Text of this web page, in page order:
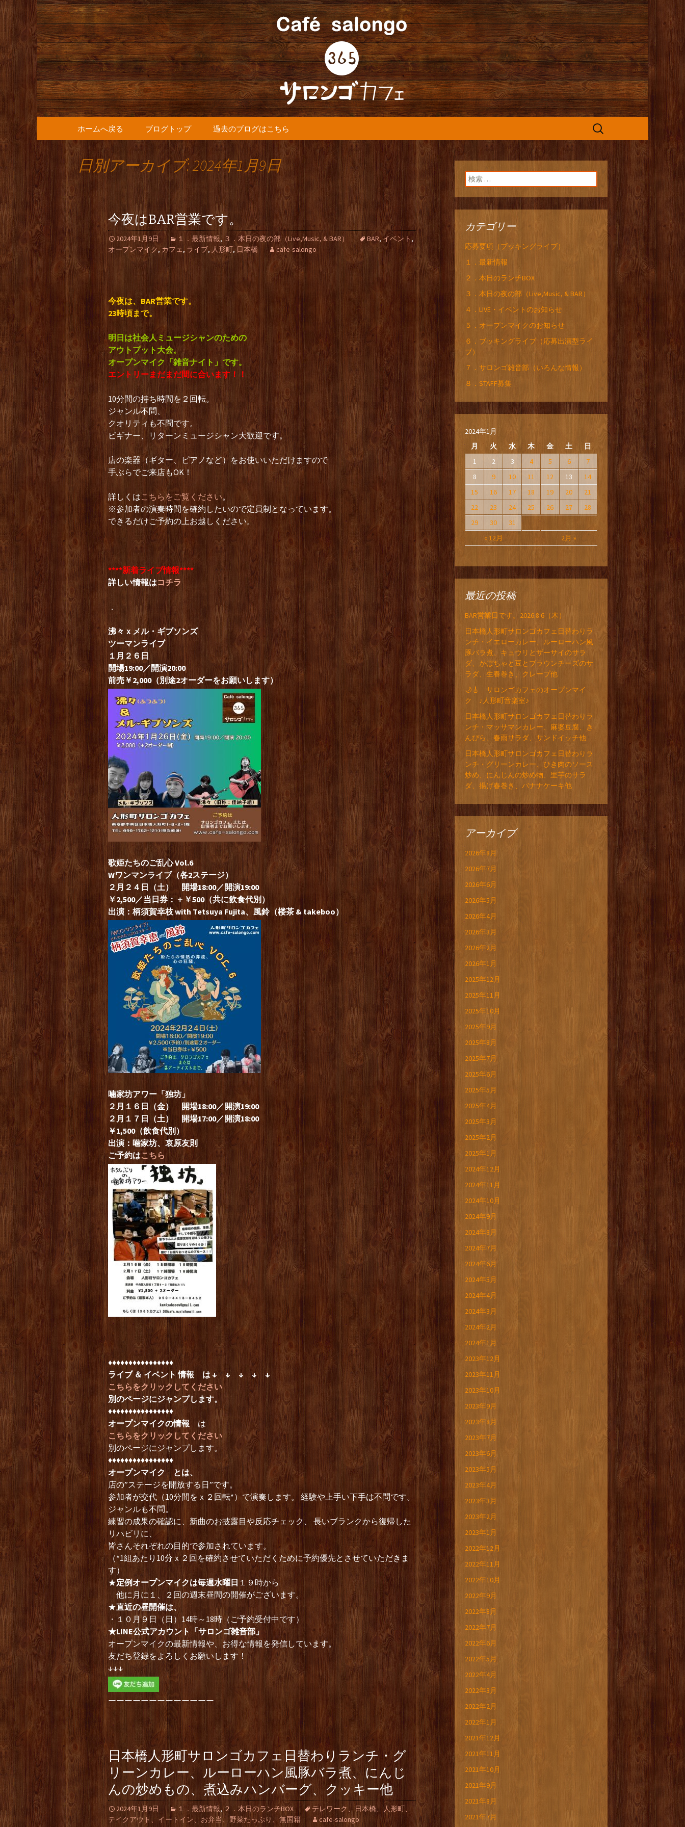
人形町の『365(サロンゴ)カフェ』よりお
知らせ
人形町の音楽カフェ『365カフェ』より最新情報をお届けします。
コンテンツへ移動
ホームへ戻る ブログトップ 過去のブログはこちら
検
日別アーカイブ: 2024年1月9日
今夜はBAR営業です。
2024年1月9日 １．最新情報, ３．本日の夜の部（Live,Music, & BAR） BAR, イベント,
オープンマイク, カフェ, ライブ, 人形町,日本橋 cafe-salongo
今夜は、BAR営業です。
23時頃まで。
明日は社会人ミュージシャンのための
アウトプット大会。
オープンマイク「雑音ナイト」です。
エントリーまだまだ間に合います！！
10分間の持ち時間を２回転。
ジャンル不問、
クオリティも不問です。
ビギナー、リターンミュージシャン大歓迎です。
店の楽器（ギター、ピアノなど）をお使いいただけますので
手ぶらでご来店もOK！
詳しくはこちらをご覧ください。
※参加者の演奏時間を確約したいので定員制となっています。
できるだけご予約の上お越しください。
****新着ライブ情報****
詳しい情報はコチラ
．
沸々ｘメル・ギブソンズ
ツーマンライブ
１月２６日
開場19:00／開演20:00
前売￥2,000（別途2オーダーをお願いします）
歌姫たちのご乱心 Vol.6
Wワンマンライブ（各2ステージ）
２月２４ 日（土） 開場18:00／開演19:00
￥2,500／当日券：＋￥500（共に飲食代別）
出演：柄須賀幸枝 with Tetsuya Fujita、風鈴（楼茶 & takeboo）
噛家坊アワー「独坊」
２月１６ 日（金） 開場18:00／開演19:00
２月１７日（土） 開場17:00／開演18:00
￥1,500（飲食代別）
出演：噛家坊、哀原友則
ご予約はこちら
♦︎♦︎♦︎♦︎♦︎♦︎♦︎♦︎♦︎♦︎♦︎♦︎♦︎♦︎♦︎♦︎
ライブ ＆ イベント 情報 は↓ ↓ ↓ ↓ ↓
こちらをクリックしてください
別のページにジャンプします。
♦︎♦︎♦︎♦︎♦︎♦︎♦︎♦︎♦︎♦︎♦︎♦︎♦︎♦︎♦︎♦︎
オープンマイクの情報 は
こちらをクリックしてください
別のページにジャンプします。
♦︎♦︎♦︎♦︎♦︎♦︎♦︎♦︎♦︎♦︎♦︎♦︎♦︎♦︎♦︎♦︎
オープンマイク とは、
店の”ステージを開放する日”です。
参加者が交代（10分間をｘ２回転*）で演奏します。 経験や上手い下手は不問です。
ジャンルも不問。
練習の成果の確認に、新曲のお披露目や反応チェック、 長いブランクから復帰した
リハビリに、
皆さんそれぞれの目的で参加されています。
（*1組あたり10分ｘ２回を確約させていただくために予約優先とさせていただきま
す）
★定例オープンマイクは毎週水曜日 １９時から
他に月に１、２回の週末昼間の開催がございます。
★直近の昼開催は、
・１０月９日（日）14時～18時（ご予約受付中です）
★LINE公式アカウント「サロンゴ雑音部」
オープンマイクの最新情報や、お得な情報を発信しています。
友だち登録をよろしくお願いします！
↓↓↓
ーーーーーーーーーーーーー
日本橋人形町サロンゴカフェ日替わりランチ・グ
リーンカレー、ルーローハン風豚バラ煮、にんじ
んの炒めもの、煮込みハンバーグ、クッキー他
2024年1月9日 １．最新情報, ２．本日のランチBOX
テレワーク、日本橋、人形町、
テイクアウト、イートイン、お弁当、野菜たっぷり、無国籍
cafe-salongo
検索:
カテゴリー
応募要項（ブッキングライブ）
１．最新情報
２．本日のランチBOX
３．本日の夜の部（Live,Music, & BAR）
４．LIVE・イベントのお知らせ
５．オープンマイクのお知らせ
６．ブッキングライブ（応募出演型ライ
ブ）
７．サロンゴ雑音部（いろんな情報）
８．STAFF募集
2024年1月
月
火 水 木 金 土 日
« 12月 2月 »
1 2 3 4 5 6
7
8
9 10 11 12 13
14
15
16 17 18 19 20
21
22
23 24 25 26 27
28
29
30 31
最近の投稿
BAR営業日です。2026.8.6（木）
日本橋人形町サロンゴカフェ日替わりラ
ンチ・イエローカレー、ルーローハン風
豚バラ煮、キュウリとザーサイのサラ
ダ、かぼちゃと豆とブラウンチーズのサ
ラダ、生春巻き、クレープ他
🌙🎸 サロンゴカフェのオープンマイ
ク ♪人形町音楽室♪
日本橋人形町サロンゴカフェ日替わりラ
ンチ・マッサマンカレー、麻婆豆腐、き
んぴら、春雨サラダ、サンドイッチ他
日本橋人形町サロンゴカフェ日替わりラ
ンチ・グリーンカレー、ひき肉のソース
炒め、にんじんの炒め物、里芋のサラ
ダ、揚げ春巻き、バナナケーキ他
アーカイブ
2026年8月
2026年7月
2026年6月
2026年5月
2026年4月
2026年3月
2026年2月
2026年1月
2025年12月
2025年11月
2025年10月
2025年9月
2025年8月
2025年7月
2025年6月
2025年5月
2025年4月
2025年3月
2025年2月
2025年1月
2024年12月
2024年11月
2024年10月
2024年9月
2024年8月
2024年7月
2024年6月
2024年5月
2024年4月
2024年3月
2024年2月
2024年1月
2023年12月
2023年11月
2023年10月
2023年9月
2023年8月
2023年7月
2023年6月
2023年5月
2023年4月
2023年3月
2023年2月
2023年1月
2022年12月
2022年11月
2022年10月
2022年9月
2022年8月
2022年7月
2022年6月
2022年5月
2022年4月
2022年3月
2022年2月
2022年1月
2021年12月
2021年11月
2021年10月
2021年9月
2021年8月
2021年7月